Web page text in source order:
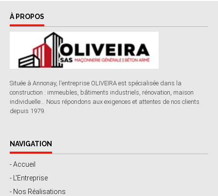
À PROPOS
Située à Annonay, l'entreprise OLIVEIRA est spécialisée dans la
construction : immeubles, bâtiments industriels, rénovation, maison
individuelle... Nous répondons aux exigences et attentes de nos clients
depuis 1979.
NAVIGATION
- Accueil
- L'Entreprise
- Nos Réalisations